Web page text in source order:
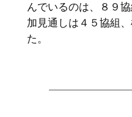
んでいるのは、８９
加見通しは４５協組
た。